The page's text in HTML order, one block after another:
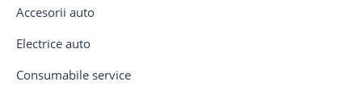
Accesorii auto
Electrice auto
Consumabile service